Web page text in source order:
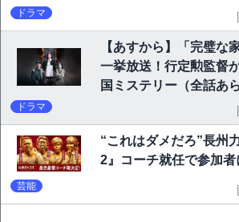
ドラマ
【あすから】「完璧な
一挙放送！行定勲監督
国ミステリー（全話あ
ドラマ
“これはダメだろ”長州
2』コーチ就任で参加
芸能